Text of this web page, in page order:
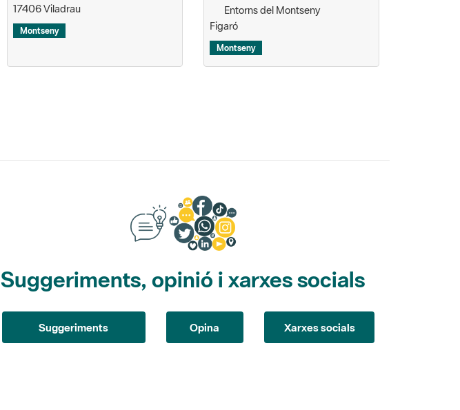
17406 Viladrau
Montseny
Entorns del Montseny
Figaró
Montseny
Suggeriments, opinió i xarxes socials
Suggeriments Opina Xarxes socials